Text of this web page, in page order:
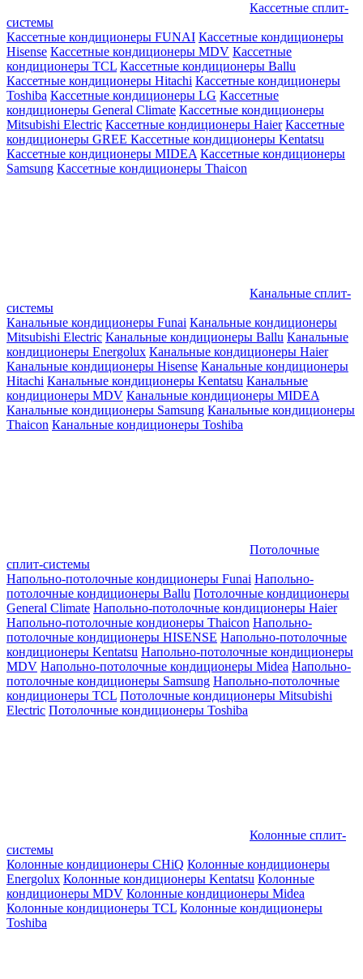
Кассетные сплит-
системы
Кассетные кондиционеры FUNAI Кассетные кондиционеры
Hisense Кассетные кондиционеры MDV Кассетные
кондиционеры TCL Кассетные кондиционеры Ballu
Кассетные кондиционеры Hitachi Кассетные кондиционеры
Toshiba Кассетные кондиционеры LG Кассетные
кондиционеры General Climate Кассетные кондиционеры
Mitsubishi Electric Кассетные кондиционеры Haier Кассетные
кондиционеры GREE Кассетные кондиционеры Kentatsu
Кассетные кондиционеры MIDEA Кассетные кондиционеры
Samsung Кассетные кондиционеры Thaicon
Канальные сплит-
системы
Канальные кондиционеры Funai Канальные кондиционеры
Mitsubishi Electric Канальные кондиционеры Ballu Канальные
кондиционеры Energolux Канальные кондиционеры Haier
Канальные кондиционеры Hisense Канальные кондиционеры
Hitachi Канальные кондиционеры Kentatsu Канальные
кондиционеры MDV Канальные кондиционеры MIDEA
Канальные кондиционеры Samsung Канальные кондиционеры
Thaicon Канальные кондиционеры Toshiba
Потолочные
сплит-системы
Напольно-потолочные кондиционеры Funai Напольно-
потолочные кондиционеры Ballu Потолочные кондиционеры
General Climate Напольно-потолочные кондиционеры Haier
Напольно-потолочные кондионеры Thaicon Напольно-
потолочные кондиционеры HISENSE Напольно-потолочные
кондиционеры Kentatsu Напольно-потолочные кондиционеры
MDV Напольно-потолочные кондиционеры Midea Напольно-
потолочные кондиционеры Samsung Напольно-потолочные
кондиционеры TCL Потолочные кондиционеры Mitsubishi
Electric Потолочные кондиционеры Toshiba
Колонные сплит-
системы
Колонные кондиционеры CHiQ Колонные кондиционеры
Energolux Колонные кондиционеры Kentatsu Колонные
кондиционеры MDV Колонные кондиционеры Midea
Колонные кондиционеры TCL Колонные кондиционеры
Toshiba